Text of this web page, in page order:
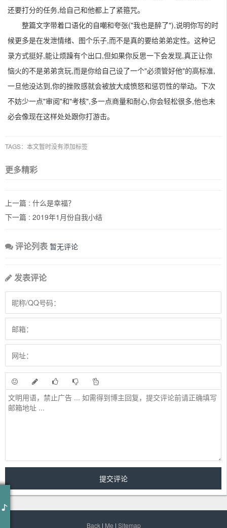
还要打分的任务,给自己和他都上了紧箍咒。
整篇文字带着口语化的自嘲和夸张("我也是醉了"),说明你写的时
候更多是在发泄情绪、图个乐子,而不是真的要给弟弟定性。这种记
录方式挺好,能让烦躁有个出口,但如果你反思一下会发现,真正让你
恼火的不是弟弟贪玩,而是你给自己设了一个"必须管好他"的高标准,
一旦他没达到,你的挫败感就会被放大成愤怒和惩罚性的举动。下次
不妨少一点"审阅"和"考核",多一点商量和耐心,你会轻松很多,他也未
必会像现在这样处处跟你打游击。
TAGS：本文暂时没有添加标签
更多精彩
上一篇 : 什么是幸福？
下一篇 : 2019年1月份自我小结
评论列表 暂无评论
发表评论
Back| Me | Sitemap
作词 : 金古阿嘎
金色的口弦-金古阿嘎
是谁留下金色口弦